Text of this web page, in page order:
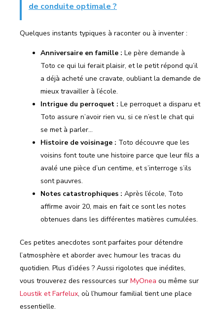
de conduite optimale ?
Quelques instants typiques à raconter ou à inventer :
Anniversaire en famille : Le père demande à
Toto ce qui lui ferait plaisir, et le petit répond qu’il
a déjà acheté une cravate, oubliant la demande de
mieux travailler à l’école.
Intrigue du perroquet : Le perroquet a disparu et
Toto assure n’avoir rien vu, si ce n’est le chat qui
se met à parler…
Histoire de voisinage : Toto découvre que les
voisins font toute une histoire parce que leur fils a
avalé une pièce d’un centime, et s’interroge s’ils
sont pauvres.
Notes catastrophiques : Après l’école, Toto
affirme avoir 20, mais en fait ce sont les notes
obtenues dans les différentes matières cumulées.
Ces petites anecdotes sont parfaites pour détendre
l’atmosphère et aborder avec humour les tracas du
quotidien. Plus d’idées ? Aussi rigolotes que inédites,
vous trouverez des ressources sur MyOnea ou même sur
Loustik et Farfelux, où l’humour familial tient une place
essentielle.